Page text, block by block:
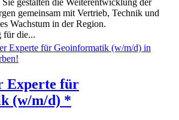
gestalten die Weiterentwicklung der
gemeinsam mit Vertrieb, Technik und
Wachstum in der Region.
für die...
Experte für
(w/m/d) *